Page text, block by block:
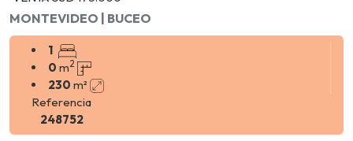
MONTEVIDEO | BUCEO
1
0 m2
230 m²
Referencia
248752